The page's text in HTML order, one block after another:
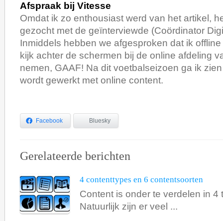
Afspraak bij Vitesse
Omdat ik zo enthousiast werd van het artikel,
gezocht met de geïnterviewde (Coördinator
Inmiddels hebben we afgesproken dat ik
kijk achter de schermen bij de online afdeling
nemen, GAAF! Na dit voetbalseizoen ga ik
wordt gewerkt met online content.
Facebook Bluesky
Gerelateerde berichten
4 contenttypes en 6 contentsoorten
Content is onder te verdelen in 4
Natuurlijk zijn er veel ...